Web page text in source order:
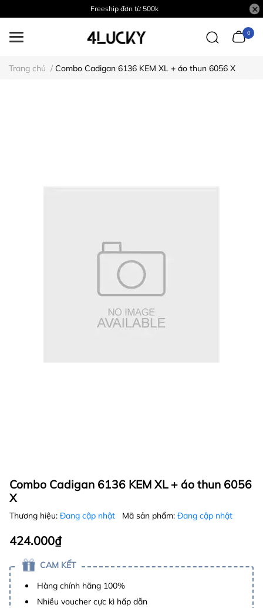
Freeship đơn từ 500k
0
Trang chủ / Combo Cadigan 6136 KEM XL + áo thun 6056 X
Combo Cadigan 6136 KEM XL + áo thun 6056
X
Thương hiệu: Đang cập nhật Mã sản phẩm: Đang cập nhật
424.000₫
CAM KẾT
Hàng chính hãng 100%
Nhiều voucher cực kì hấp dẫn